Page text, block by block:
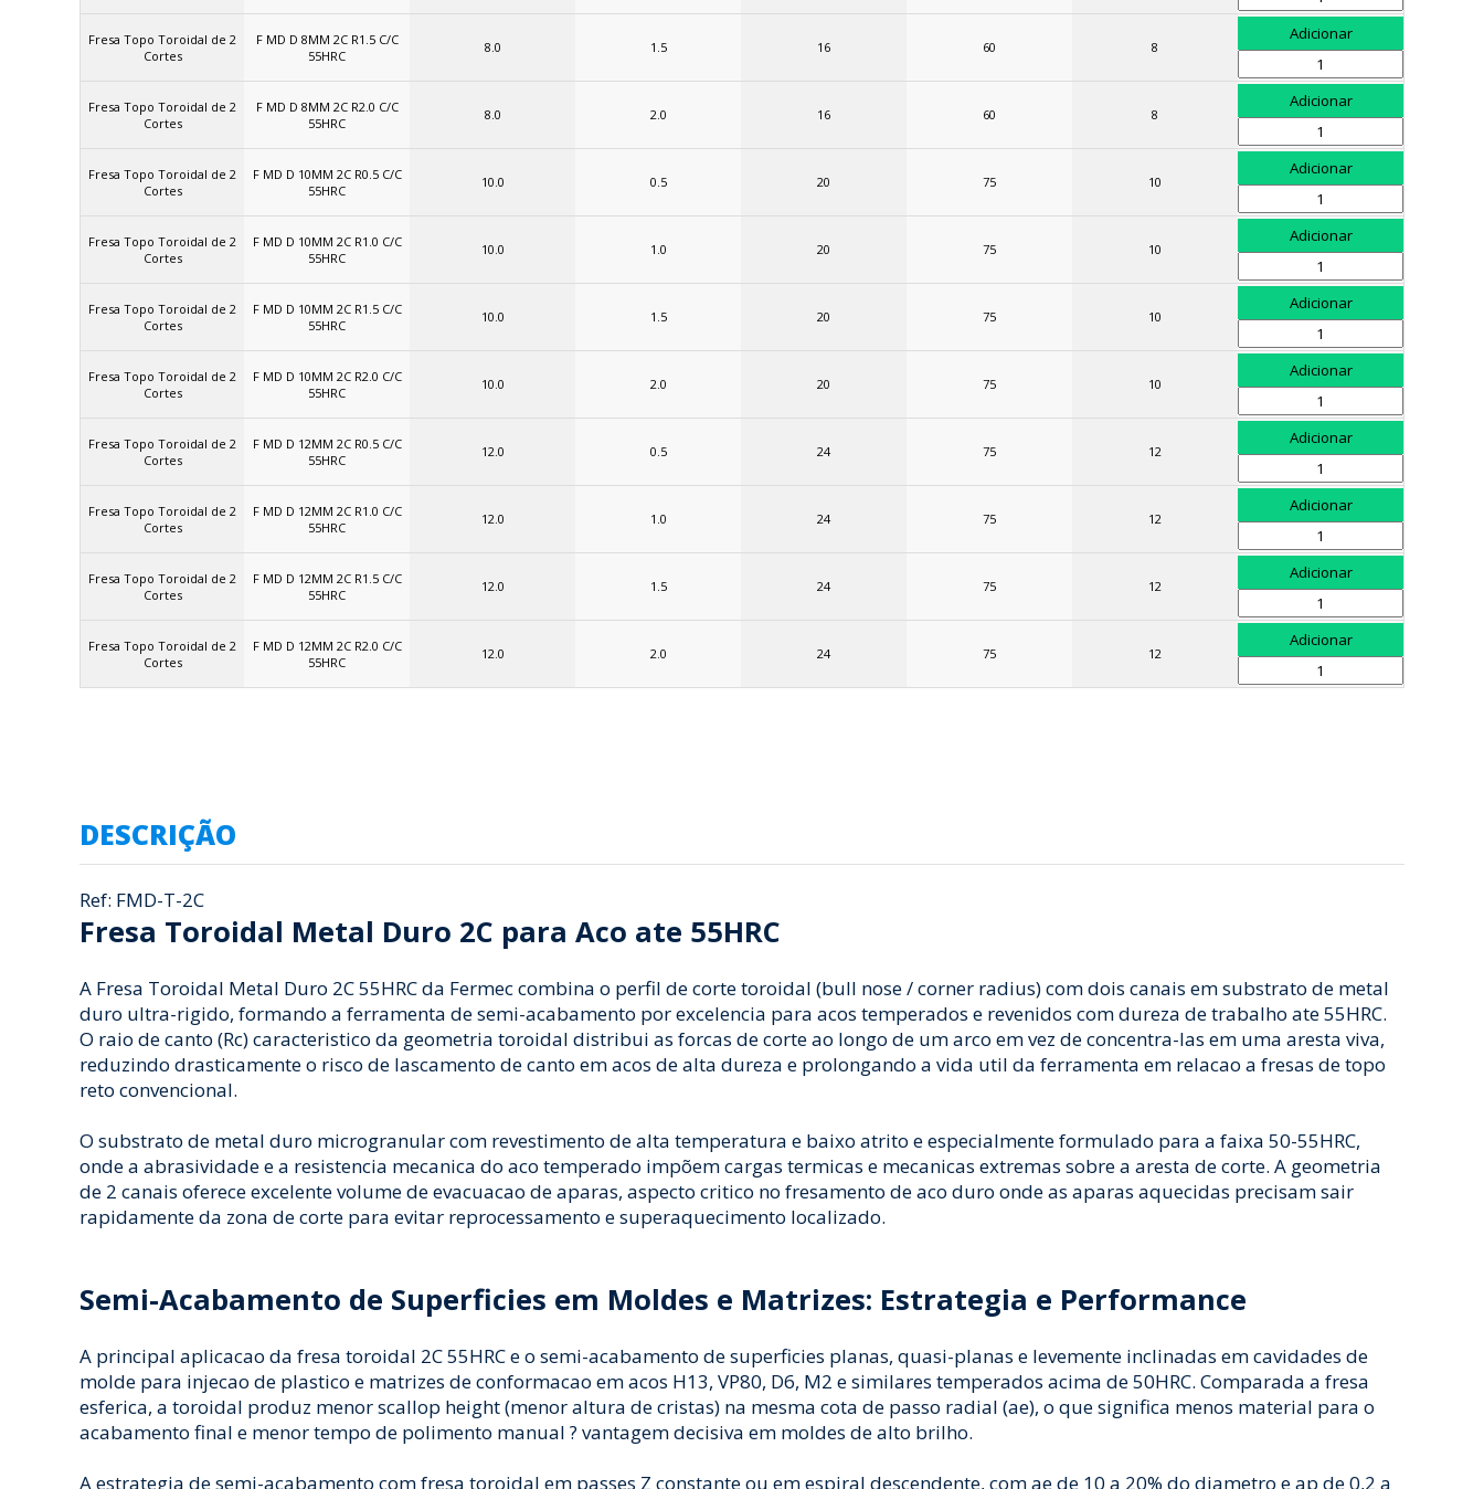
Fresa Topo Toroidal de 2
Cortes
F MD D 8MM 2C R1.5 C/C
55HRC
8.0 1.5 16 60 8
Fresa Topo Toroidal de 2
Cortes
F MD D 8MM 2C R2.0 C/C
55HRC
8.0 2.0 16 60 8
Fresa Topo Toroidal de 2
Cortes
F MD D 10MM 2C R0.5 C/C
55HRC
10.0 0.5 20 75 10
Fresa Topo Toroidal de 2
Cortes
F MD D 10MM 2C R1.0 C/C
55HRC
10.0 1.0 20 75 10
Fresa Topo Toroidal de 2
Cortes
F MD D 10MM 2C R1.5 C/C
55HRC
10.0 1.5 20 75 10
Fresa Topo Toroidal de 2
Cortes
F MD D 10MM 2C R2.0 C/C
55HRC
10.0 2.0 20 75 10
Fresa Topo Toroidal de 2
Cortes
F MD D 12MM 2C R0.5 C/C
55HRC
12.0 0.5 24 75 12
Fresa Topo Toroidal de 2
Cortes
F MD D 12MM 2C R1.0 C/C
55HRC
12.0 1.0 24 75 12
Fresa Topo Toroidal de 2
Cortes
F MD D 12MM 2C R1.5 C/C
55HRC
12.0 1.5 24 75 12
Fresa Topo Toroidal de 2
Cortes
F MD D 12MM 2C R2.0 C/C
55HRC
12.0 2.0 24 75 12
DESCRIÇÃO
Ref: FMD-T-2C
Fresa Toroidal Metal Duro 2C para Aco ate 55HRC
A Fresa Toroidal Metal Duro 2C 55HRC da Fermec combina o perfil de corte toroidal (bull nose / corner radius) com dois canais em substrato de metal
duro ultra-rigido, formando a ferramenta de semi-acabamento por excelencia para acos temperados e revenidos com dureza de trabalho ate 55HRC.
O raio de canto (Rc) caracteristico da geometria toroidal distribui as forcas de corte ao longo de um arco em vez de concentra-las em uma aresta viva,
reduzindo drasticamente o risco de lascamento de canto em acos de alta dureza e prolongando a vida util da ferramenta em relacao a fresas de topo
reto convencional.
O substrato de metal duro microgranular com revestimento de alta temperatura e baixo atrito e especialmente formulado para a faixa 50-55HRC,
onde a abrasividade e a resistencia mecanica do aco temperado impõem cargas termicas e mecanicas extremas sobre a aresta de corte. A geometria
de 2 canais oferece excelente volume de evacuacao de aparas, aspecto critico no fresamento de aco duro onde as aparas aquecidas precisam sair
rapidamente da zona de corte para evitar reprocessamento e superaquecimento localizado.
Semi-Acabamento de Superficies em Moldes e Matrizes: Estrategia e Performance
A principal aplicacao da fresa toroidal 2C 55HRC e o semi-acabamento de superficies planas, quasi-planas e levemente inclinadas em cavidades de
molde para injecao de plastico e matrizes de conformacao em acos H13, VP80, D6, M2 e similares temperados acima de 50HRC. Comparada a fresa
esferica, a toroidal produz menor scallop height (menor altura de cristas) na mesma cota de passo radial (ae), o que significa menos material para o
acabamento final e menor tempo de polimento manual ? vantagem decisiva em moldes de alto brilho.
A estrategia de semi-acabamento com fresa toroidal em passes Z constante ou em espiral descendente, com ae de 10 a 20% do diametro e ap de 0,2 a